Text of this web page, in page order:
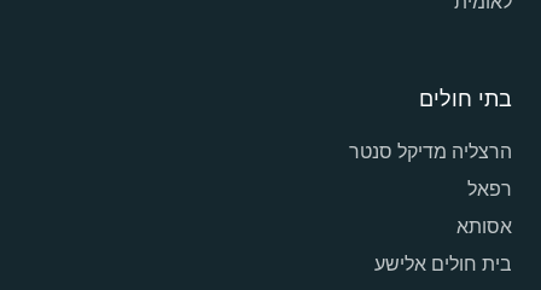
בתי חולים
הרצליה מדיקל סנטר
רפאל
אסותא
בית חולים אלישע